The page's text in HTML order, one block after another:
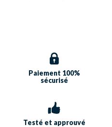
Paiement 100%
sécurisé
Testé et approuvé